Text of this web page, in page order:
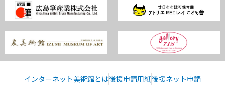
インターネット美術館とは後援申請用紙後援ネット申請